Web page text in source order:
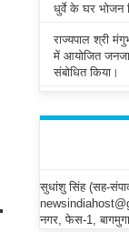
धुर्वे के घर भोजन
राज्यपाल श्री
में आयोजित
संबोधित किया।
सुधांशु सिंह (सह-
नगर, फेस-1,